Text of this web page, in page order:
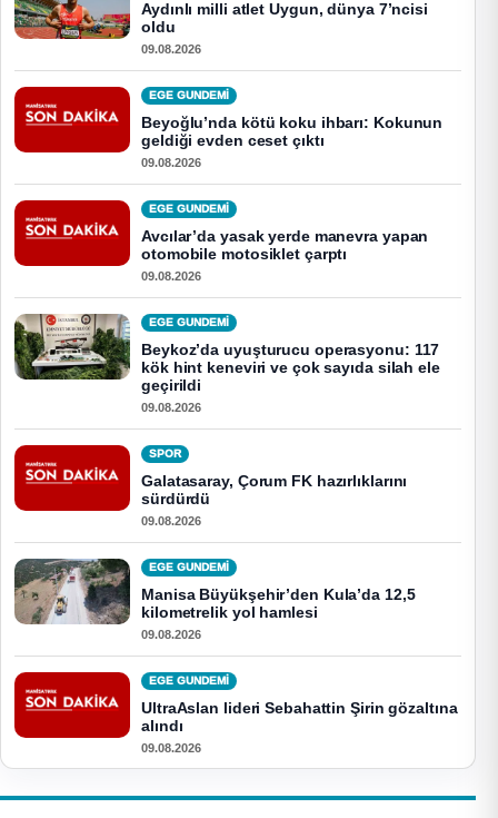
Aydınlı milli atlet Uygun, dünya 7’ncisi
oldu
09.08.2026
EGE GUNDEMİ
Beyoğlu’nda kötü koku ihbarı: Kokunun
geldiği evden ceset çıktı
09.08.2026
EGE GUNDEMİ
Avcılar’da yasak yerde manevra yapan
otomobile motosiklet çarptı
09.08.2026
EGE GUNDEMİ
Beykoz’da uyuşturucu operasyonu: 117
kök hint keneviri ve çok sayıda silah ele
geçirildi
09.08.2026
SPOR
Galatasaray, Çorum FK hazırlıklarını
sürdürdü
09.08.2026
EGE GUNDEMİ
Manisa Büyükşehir’den Kula’da 12,5
kilometrelik yol hamlesi
09.08.2026
EGE GUNDEMİ
UltraAslan lideri Sebahattin Şirin gözaltına
alındı
09.08.2026